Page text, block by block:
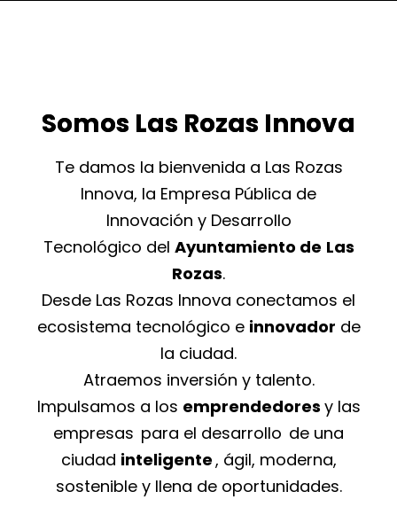
Somos Las Rozas Innova
Te damos la bienvenida a Las Rozas
Innova, la Empresa Pública de
Innovación y Desarrollo
Tecnológico del Ayuntamiento de Las
Rozas.
Desde Las Rozas Innova conectamos el
ecosistema tecnológico e innovador de
la ciudad.
Atraemos inversión y talento.
Impulsamos a los emprendedores y las
empresas para el desarrollo de una
ciudad inteligente, ágil, moderna,
sostenible y llena de oportunidades.